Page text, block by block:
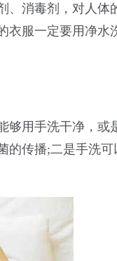
、消毒剂，对人体
衣服一定要用净水
够用手洗干净，或
的传播;二是手洗可